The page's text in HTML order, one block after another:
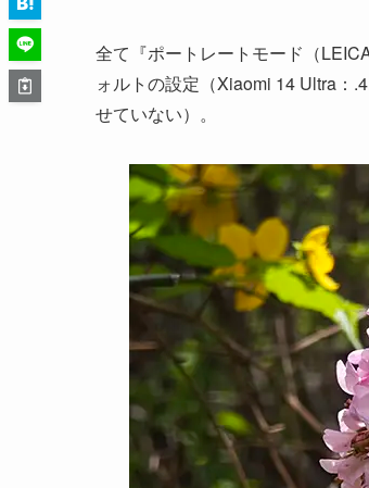
全て『ポートレートモード（
ォルトの設定（Xiaomi 14 Ultra：
せていない）。